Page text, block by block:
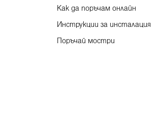
Как да поръчам онлайн
Инструкции за инсталация
Поръчай мостри